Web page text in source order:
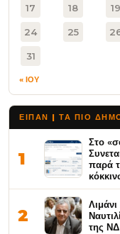
17 18 19
24 25
31
« ΙΟΥ
ΕΙΠΑΝ | ΤΑ ΠΙΟ
1
Στο
παρά
2
της